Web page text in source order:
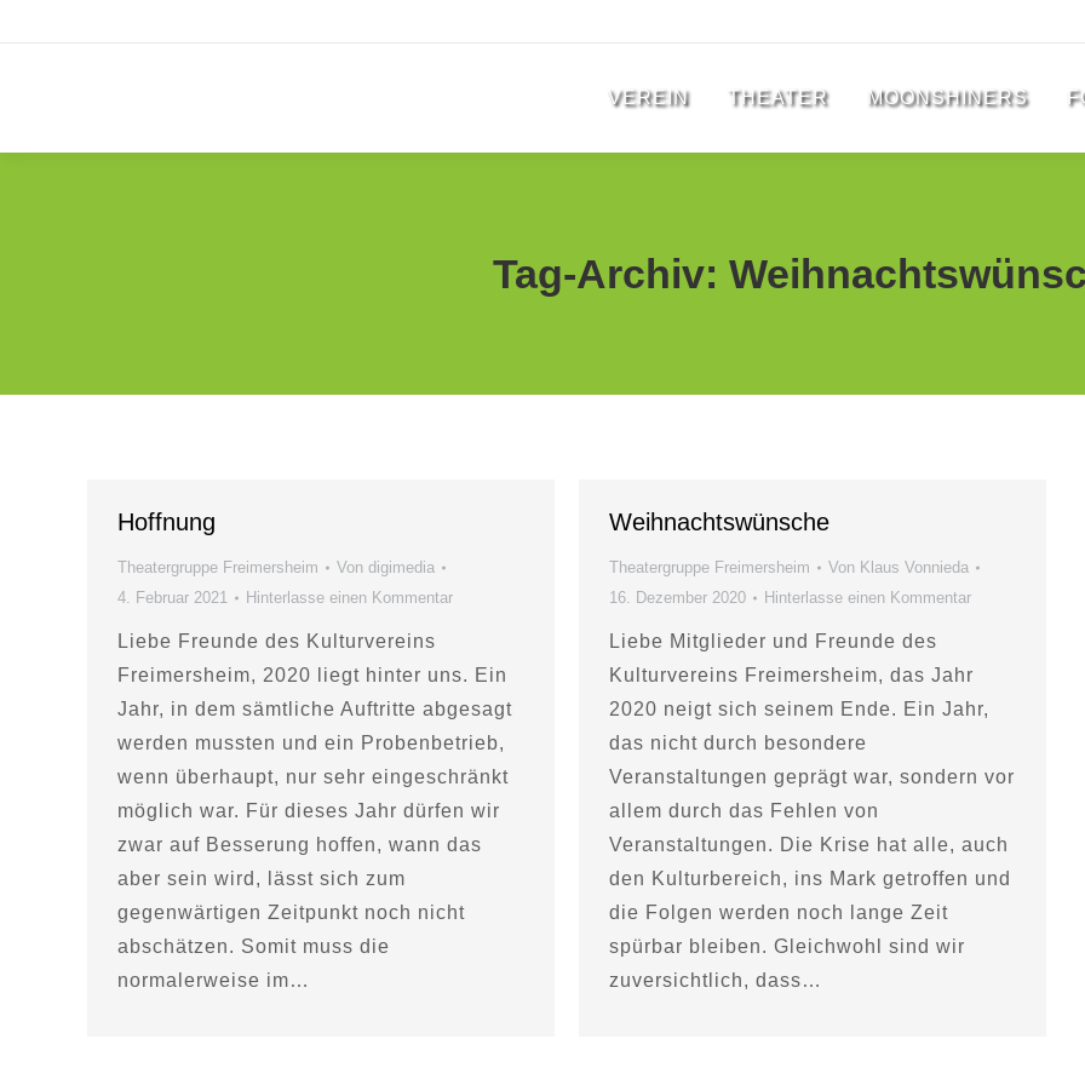
VEREIN THEATER MOONSHINERS
Tag-Archiv:
Hoffnung
Theatergruppe Freimersheim Von digimedia
4. Februar 2021
Hinterlasse einen Kommentar
Liebe Freunde des Kulturvereins
Freimersheim, 2020 liegt hinter uns. Ein
Jahr, in dem sämtliche Auftritte abgesagt
werden mussten und ein Probenbetrieb,
wenn überhaupt, nur sehr eingeschränkt
möglich war. Für dieses Jahr dürfen wir
zwar auf Besserung hoffen, wann das
aber sein wird, lässt sich zum
gegenwärtigen Zeitpunkt noch nicht
abschätzen. Somit muss die
normalerweise im…
Weihnachtswünsche
Theatergruppe Freimersheim Von Klaus Vonnieda
16. Dezember 2020
Hinterlasse einen Kommentar
Liebe Mitglieder und Freunde des
Kulturvereins Freimersheim, das Jahr
2020 neigt sich seinem Ende. Ein Jahr,
das nicht durch besondere
Veranstaltungen geprägt war, sondern vor
allem durch das Fehlen von
Veranstaltungen. Die Krise hat alle, auch
den Kulturbereich, ins Mark getroffen und
die Folgen werden noch lange Zeit
spürbar bleiben. Gleichwohl sind wir
zuversichtlich, dass…